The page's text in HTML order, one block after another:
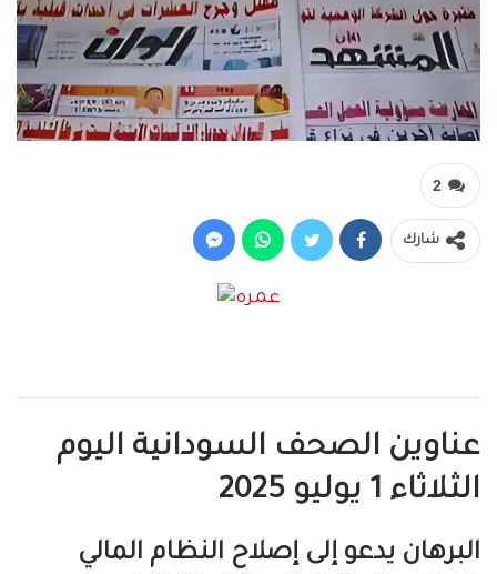
2
شارك
عناوين الصحف السودانية اليوم
الثلاثاء 1 يوليو 2025
البرهان يدعو إلى إصلاح النظام المالي